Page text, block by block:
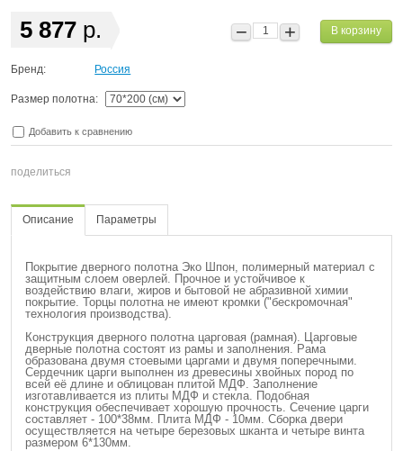
5 877 р. В корзину
Бренд: Россия
Размер полотна:
Добавить к сравнению
поделиться
Описание Параметры
Покрытие дверного полотна Эко Шпон, полимерный материал с
защитным слоем оверлей. Прочное и устойчивое к
воздействию влаги, жиров и бытовой не абразивной химии
покрытие. Торцы полотна не имеют кромки ("бескромочная"
технология производства).
Конструкция дверного полотна царговая (рамная). Царговые
дверные полотна состоят из рамы и заполнения. Рама
образована двумя стоевыми царгами и двумя поперечными.
Сердечник царги выполнен из древесины хвойных пород по
всей её длине и облицован плитой МДФ. Заполнение
изготавливается из плиты МДФ и стекла. Подобная
конструкция обеспечивает хорошую прочность. Сечение царги
составляет - 100*38мм. Плита МДФ - 10мм. Сборка двери
осуществляется на четыре березовых шканта и четыре винта
размером 6*130мм.